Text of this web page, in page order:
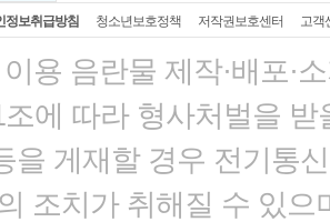
정보취급방침 청소년보호정책 저작권보호센터 고객
용 음란물 제작·배포·
에 따라 형사처벌을 받
을 게재할 경우 전기통
조치가 취해질 수 있으